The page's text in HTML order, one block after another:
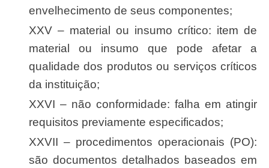
envelhecimento de seus componentes;
XXV – material ou insumo crítico: item de
material ou insumo que pode afetar a
qualidade dos produtos ou serviços críticos
da instituição;
XXVI – não conformidade: falha em atingir
requisitos previamente especificados;
XXVII – procedimentos operacionais (PO):
são documentos detalhados baseados em